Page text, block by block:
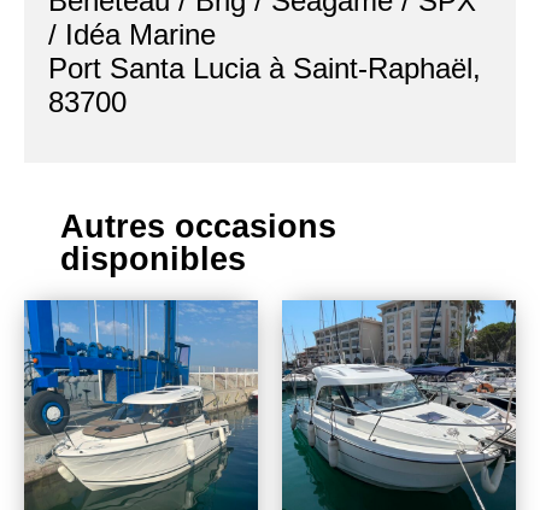
/ Idéa Marine
Port Santa Lucia à Saint-Raphaël,
83700
Autres occasions
disponibles